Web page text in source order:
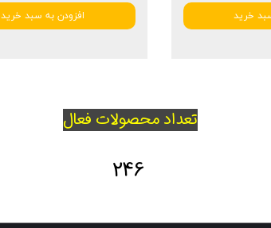
خرید افزودن به سبد خرید
تعداد محصولات فعال
246